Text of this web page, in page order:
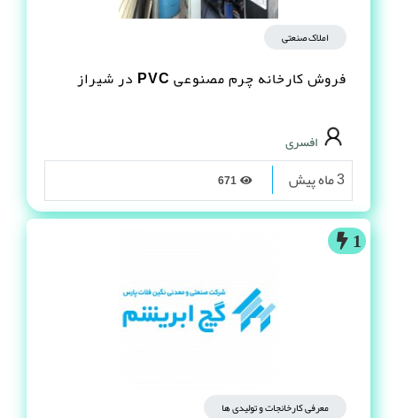
املاک صنعتی
فروش کارخانه چرم مصنوعى PVC در شیراز
افسری
3 ماه پیش
1
معرفی کارخانجات و تولیدی ها